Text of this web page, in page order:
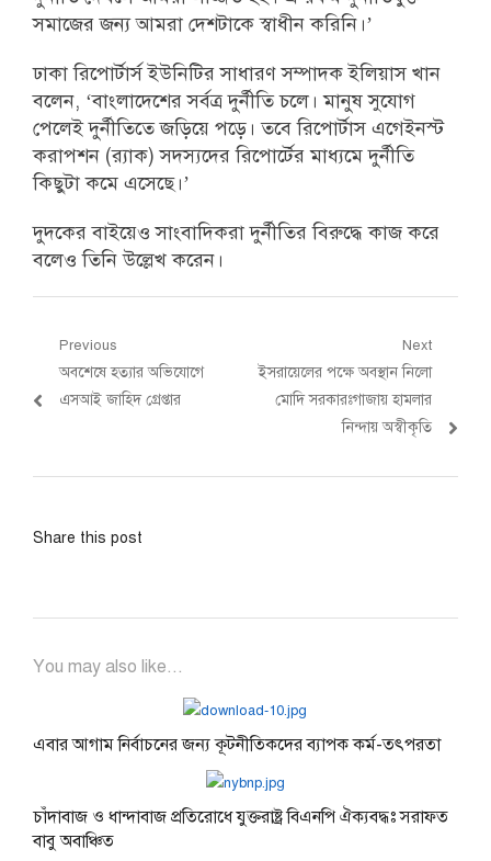
সমাজের জন্য আমরা দেশটাকে স্বাধীন করিনি।’
ঢাকা রিপোর্টার্স ইউনিটির সাধারণ সম্পাদক ইলিয়াস খান
বলেন, ‘বাংলাদেশের সর্বত্র দুর্নীতি চলে। মানুষ সুযোগ
পেলেই দুর্নীতিতে জড়িয়ে পড়ে। তবে রিপোর্টাস এগেইনস্ট
করাপশন (র‌্যাক) সদস্যদের রিপোর্টের মাধ্যমে দুর্নীতি
কিছুটা কমে এসেছে।’
দুদকের বাইয়েও সাংবাদিকরা দুর্নীতির বিরুদ্ধে কাজ করে
বলেও তিনি উল্লেখ করেন।
Post
navigation
Previous
Previous
post:
অবশেষে হত্যার অভিযোগে
এসআই জাহিদ গ্রেপ্তার
Next
Next
post:
ইসরায়েলের পক্ষে অবস্থান নিলো
মোদি সরকারঃগাজায় হামলার
নিন্দায় অস্বীকৃতি
Share this post
You may also like...
এবার আগাম নির্বাচনের জন্য কূটনীতিকদের ব্যাপক কর্ম-তৎপরতা
চাঁদাবাজ ও ধান্দাবাজ প্রতিরোধে যুক্তরাষ্ট্র বিএনপি ঐক্যবদ্ধঃ সরাফত
বাবু অবাঞ্চিত